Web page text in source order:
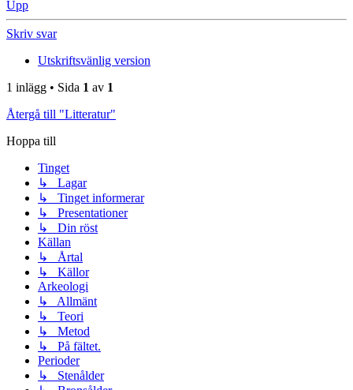
Upp
Skriv svar
Utskriftsvänlig version
1 inlägg • Sida 1 av 1
Återgå till "Litteratur"
Hoppa till
Tinget
↳ Lagar
↳ Tinget informerar
↳ Presentationer
↳ Din röst
Källan
↳ Årtal
↳ Källor
Arkeologi
↳ Allmänt
↳ Teori
↳ Metod
↳ På fältet.
Perioder
↳ Stenålder